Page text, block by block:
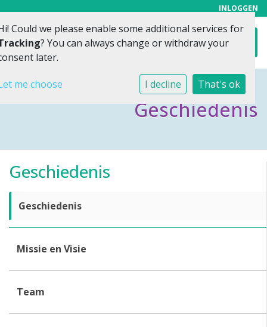
INLOGGEN
Geschiedenis
Geschiedenis
Geschiedenis
Missie en Visie
Team
Could we please enable some additional services for
? You can always change or withdraw your
later.
me choose I decline That's ok